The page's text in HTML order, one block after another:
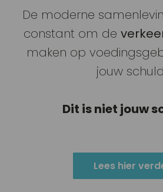
De moderne
constant om de
maken op
jouw
Dit is niet jouw
Lees hier